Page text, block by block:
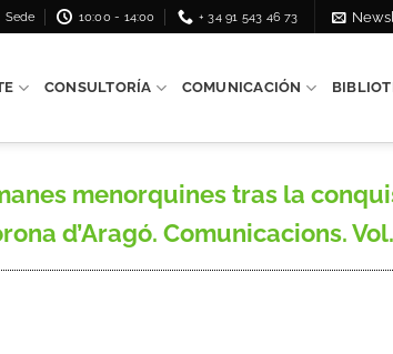
Sede 10:00 - 14:00 + 34 91 543 46 73
CONSULTORÍA COMUNICACIÓN
menorquines tras la
d’Aragó. Comunicacions.